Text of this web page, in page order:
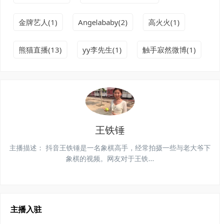
金牌艺人(1) Angelababy(2) 高火火(1)
熊猫直播(13) yy李先生(1) 触手寂然微博(1)
王铁锤
主播描述： 抖音王铁锤是一名象棋高手，经常拍摄一些与老大爷下
象棋的视频。网友对于王铁...
主播入驻